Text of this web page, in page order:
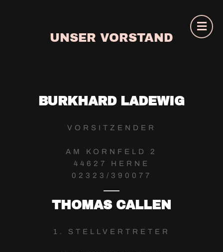
UNSER VORSTAND
BURKHARD LADEWIG
VORSITZENDER
AM KORNFELD 2
44627 HERNE
02323/390077
THOMAS CALLEN
1. STELLVERTRETER